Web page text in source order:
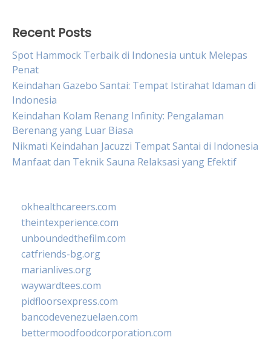
Recent Posts
Spot Hammock Terbaik di Indonesia untuk Melepas
Penat
Keindahan Gazebo Santai: Tempat Istirahat Idaman di
Indonesia
Keindahan Kolam Renang Infinity: Pengalaman
Berenang yang Luar Biasa
Nikmati Keindahan Jacuzzi Tempat Santai di Indonesia
Manfaat dan Teknik Sauna Relaksasi yang Efektif
okhealthcareers.com
theintexperience.com
unboundedthefilm.com
catfriends-bg.org
marianlives.org
waywardtees.com
pidfloorsexpress.com
bancodevenezuelaen.com
bettermoodfoodcorporation.com